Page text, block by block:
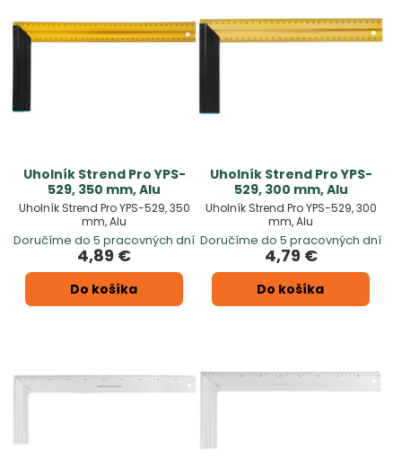
Uholník Strend Pro YPS-
529, 350 mm, Alu
Uholník Strend Pro YPS-529, 350
mm, Alu
Doručíme do 5 pracovných dní
4,89 €
Do košíka
Uholník Strend Pro YPS-
529, 300 mm, Alu
Uholník Strend Pro YPS-529, 300
mm, Alu
Doručíme do 5 pracovných dní
4,79 €
Do košíka